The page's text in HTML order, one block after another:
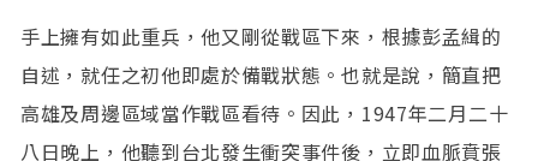
手上擁有如此重兵，他又剛從戰區下來，根據彭孟緝的
自述，就任之初他即處於備戰狀態。也就是說，簡直把
高雄及周邊區域當作戰區看待。因此，1947年二月二十
八日晚上，他聽到台北發生衝突事件後，立即血脈賁張